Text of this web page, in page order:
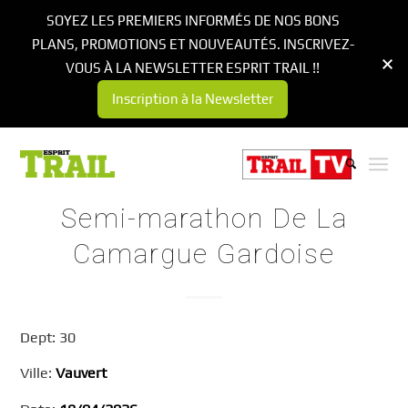
Semi-marathon De La
Camargue Gardoise
Dept: 30
Ville:Vauvert
SOYEZ LES PREMIERS INFORMÉS DE NOS BONS
PLANS, PROMOTIONS ET NOUVEAUTÉS. INSCRIVEZ-
VOUS À LA NEWSLETTER ESPRIT TRAIL !!
Inscription à la Newsletter